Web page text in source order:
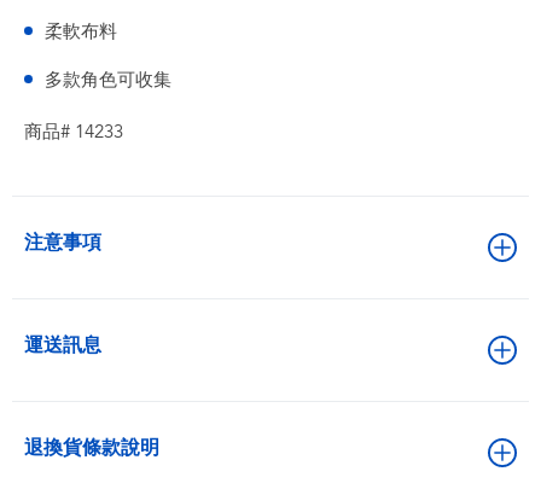
柔軟布料
多款角色可收集
商品# 14233
注意事項
運送訊息
退換貨條款說明